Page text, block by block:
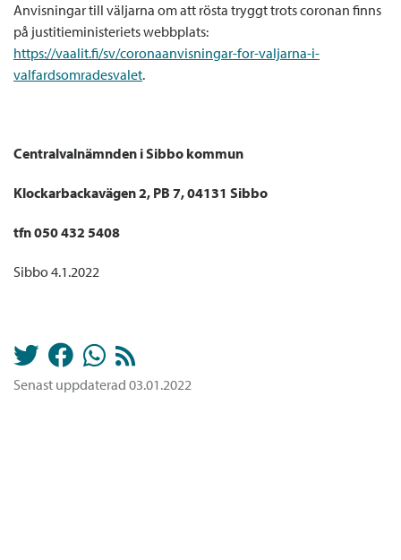
Anvisningar till väljarna om att rösta tryggt trots coronan finns
på justitieministeriets webbplats:
https://vaalit.fi/sv/coronaanvisningar-for-valjarna-i-
valfardsomradesvalet.
Centralvalnämnden i Sibbo kommun
Klockarbackavägen 2, PB 7, 04131 Sibbo
tfn 050 432 5408
Sibbo 4.1.2022
Senast uppdaterad 03.01.2022